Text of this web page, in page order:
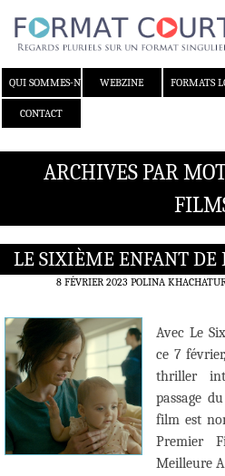
QUI SOMMES-NOUS ?WEBZINE FORMATS
CONTACT
ARCHIVES PAR
LE SIXIÈME ENFANT DE
8 FÉVRIER 2023 POLINA
Avec Le
ce 7
thriller
passage
film est
Premier
Meilleure